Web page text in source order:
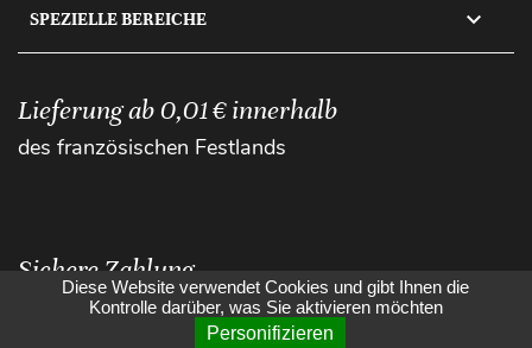
SPEZIELLE BEREICHE 
Lieferung ab 0,01 € innerhalb
des französischen Festlands
Sichere Zahlung
Diese Website verwendet Cookies und gibt Ihnen die
Kontrolle darüber, was Sie aktivieren möchten
Personifizieren